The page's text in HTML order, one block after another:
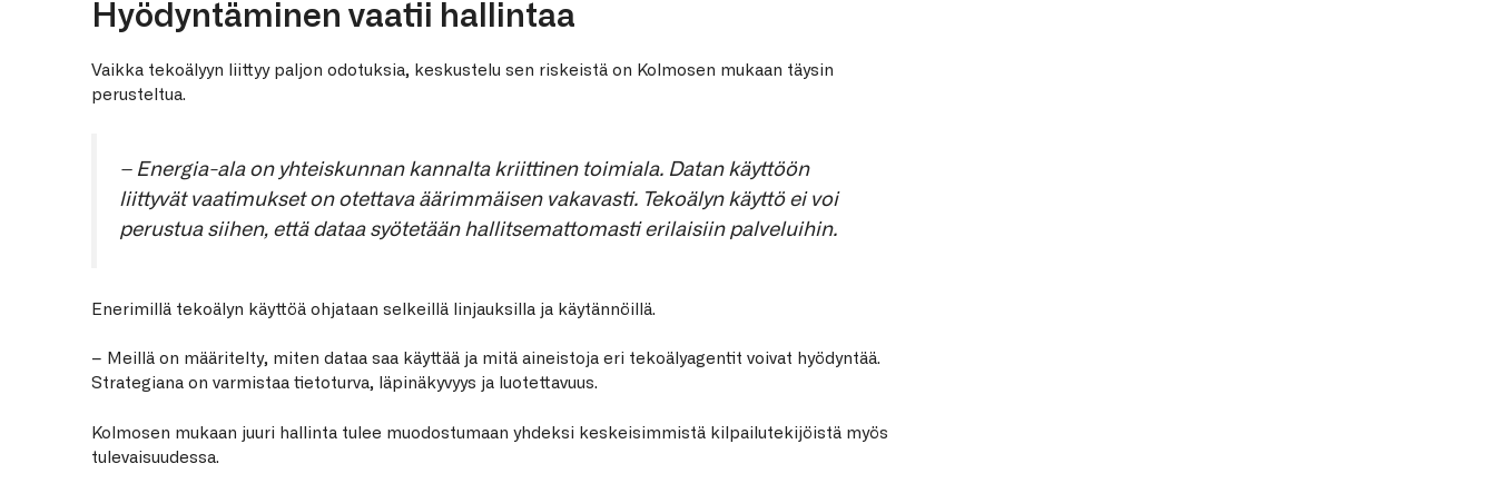
Hyödyntäminen vaatii hallintaa
Vaikka tekoälyyn liittyy paljon odotuksia, keskustelu sen riskeistä on Kolmosen mukaan täysin
perusteltua.
– Energia-ala on yhteiskunnan kannalta kriittinen toimiala. Datan käyttöön
liittyvät vaatimukset on otettava äärimmäisen vakavasti. Tekoälyn käyttö ei voi
perustua siihen, että dataa syötetään hallitsemattomasti erilaisiin palveluihin.
Enerimillä tekoälyn käyttöä ohjataan selkeillä linjauksilla ja käytännöillä.
– Meillä on määritelty, miten dataa saa käyttää ja mitä aineistoja eri tekoälyagentit voivat hyödyntää.
Strategiana on varmistaa tietoturva, läpinäkyvyys ja luotettavuus.
Kolmosen mukaan juuri hallinta tulee muodostumaan yhdeksi keskeisimmistä kilpailutekijöistä myös
tulevaisuudessa.